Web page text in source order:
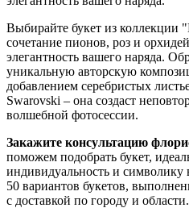
Выбирайте букет из коллекции
сочетание пионов, роз и
элегантность вашего наряда.
уникальную авторскую
добавлением серебристых
Swarovski – она создаст
волшебной фотосессии.
Закажите консультацию
поможем подобрать букет,
индивидуальность и символику
50 вариантов букетов,
с доставкой по городу и области.